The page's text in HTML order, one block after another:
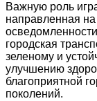
Важную роль
направленная
городская
зеленому и
улучшению
благоприятной
поколений.